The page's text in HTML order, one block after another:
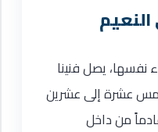
نفسها، يصل فنينا
عشرة إلى عشرين
من داخل